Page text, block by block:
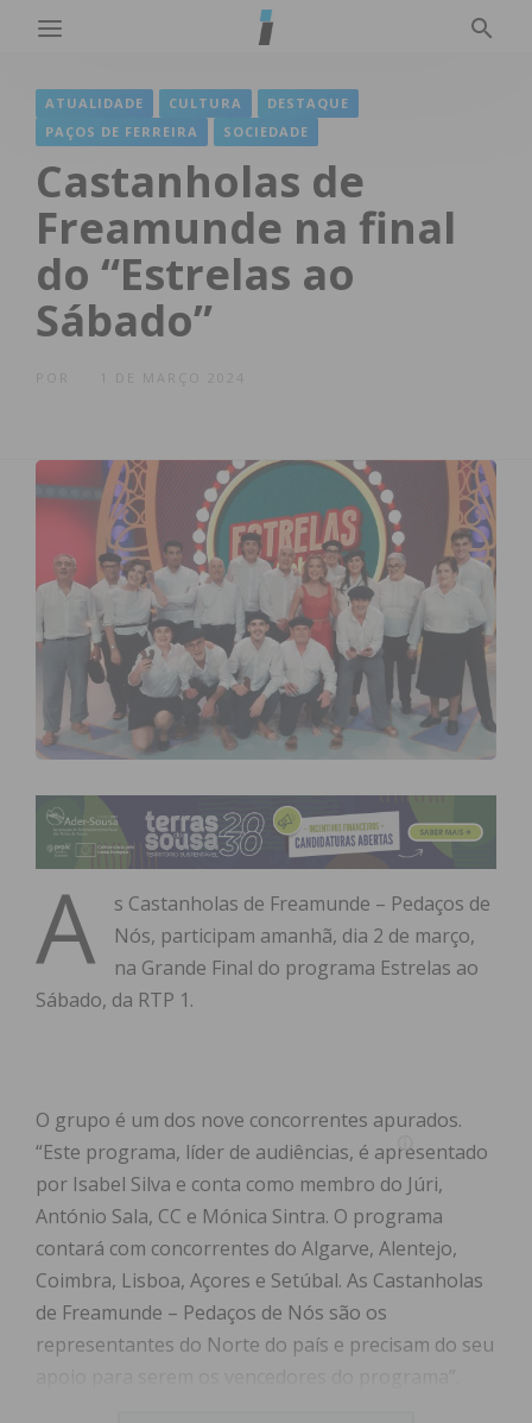
ATUALIDADE CULTURA
DESTAQUE
PAÇOS DE FERREIRA
SOCIEDADE
Castanholas de
Freamunde na final
do “Estrelas ao
Sábado”
1 DE MARÇO 2024
A
s Castanholas de Freamunde – Pedaços de
Nós, participam amanhã, dia 2 de março,
na Grande Final do programa Estrelas ao
Sábado, da RTP 1.
O grupo é um dos nove concorrentes apurados.
“Este programa, líder de audiências, é apresentado
por Isabel Silva e conta como membro do Júri,
António Sala, CC e Mónica Sintra. O programa
contará com concorrentes do Algarve, Alentejo,
Coimbra, Lisboa, Açores e Setúbal. As Castanholas
de Freamunde – Pedaços de Nós são os
representantes do Norte do país e precisam do seu